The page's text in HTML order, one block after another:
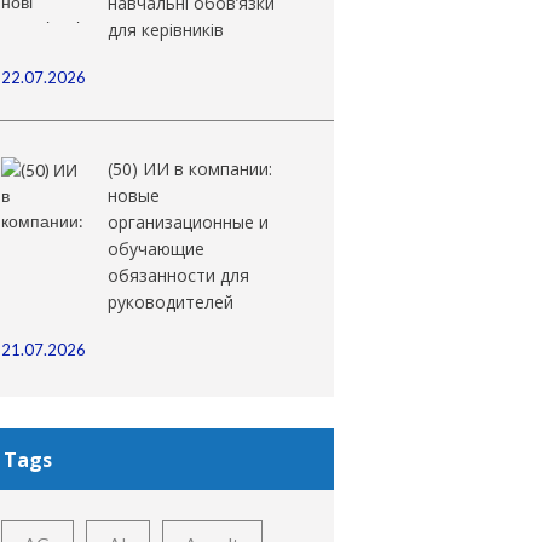
для керівників
22.07.2026
(50) ИИ в компании:
новые
организационные и
обучающие
обязанности для
руководителей
21.07.2026
Tags